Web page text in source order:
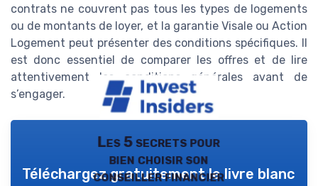
contrats ne couvrent pas tous les types de logements
ou de montants de loyer, et la garantie Visale ou Action
Logement peut présenter des conditions spécifiques. Il
est donc essentiel de comparer les offres et de lire
attentivement les conditions générales avant de
s’engager.
Les 5 secrets pour
bien choisir son
conseiller financier
Téléchargez gratuitement le livre blanc